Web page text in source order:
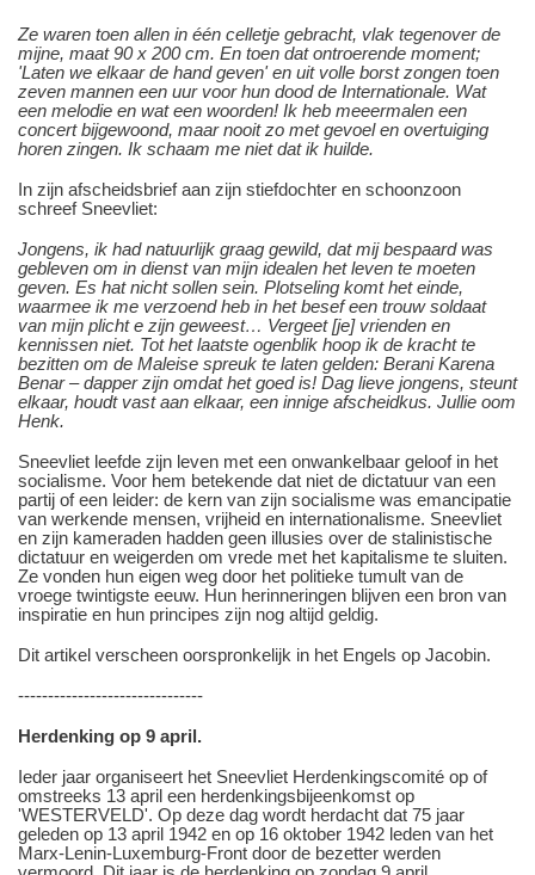
Ze waren toen allen in één celletje gebracht, vlak tegenover de
mijne, maat 90 x 200 cm. En toen dat ontroerende moment;
'Laten we elkaar de hand geven' en uit volle borst zongen toen
zeven mannen een uur voor hun dood de Internationale. Wat
een melodie en wat een woorden! Ik heb meeermalen een
concert bijgewoond, maar nooit zo met gevoel en overtuiging
horen zingen. Ik schaam me niet dat ik huilde.
In zijn afscheidsbrief aan zijn stiefdochter en schoonzoon
schreef Sneevliet:
Jongens, ik had natuurlijk graag gewild, dat mij bespaard was
gebleven om in dienst van mijn idealen het leven te moeten
geven. Es hat nicht sollen sein. Plotseling komt het einde,
waarmee ik me verzoend heb in het besef een trouw soldaat
van mijn plicht e zijn geweest… Vergeet [je] vrienden en
kennissen niet. Tot het laatste ogenblik hoop ik de kracht te
bezitten om de Maleise spreuk te laten gelden: Berani Karena
Benar – dapper zijn omdat het goed is! Dag lieve jongens, steunt
elkaar, houdt vast aan elkaar, een innige afscheidkus. Jullie oom
Henk.
Sneevliet leefde zijn leven met een onwankelbaar geloof in het
socialisme. Voor hem betekende dat niet de dictatuur van een
partij of een leider: de kern van zijn socialisme was emancipatie
van werkende mensen, vrijheid en internationalisme. Sneevliet
en zijn kameraden hadden geen illusies over de stalinistische
dictatuur en weigerden om vrede met het kapitalisme te sluiten.
Ze vonden hun eigen weg door het politieke tumult van de
vroege twintigste eeuw. Hun herinneringen blijven een bron van
inspiratie en hun principes zijn nog altijd geldig.
Dit artikel verscheen oorspronkelijk in het Engels op Jacobin.
-------------------------------
Herdenking op 9 april.
Ieder jaar organiseert het Sneevliet Herdenkingscomité op of
omstreeks 13 april een herdenkingsbijeenkomst op
'WESTERVELD'. Op deze dag wordt herdacht dat 75 jaar
geleden op 13 april 1942 en op 16 oktober 1942 leden van het
Marx-Lenin-Luxemburg-Front door de bezetter werden